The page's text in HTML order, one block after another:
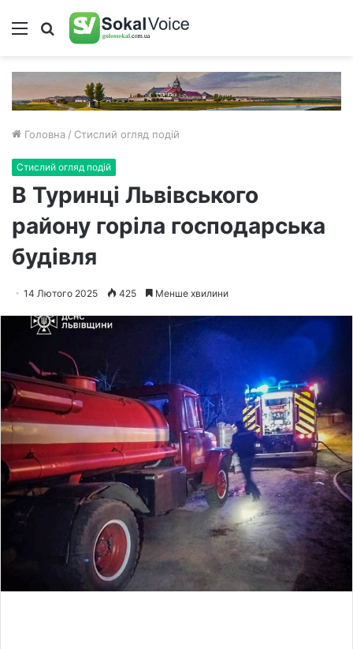
Меню Пошук
Головна / Стислий огляд подій
Стислий огляд подій
В Туринці Львівського
району горіла господарська
будівля
14 Лютого 2025 425 Менше хвилини